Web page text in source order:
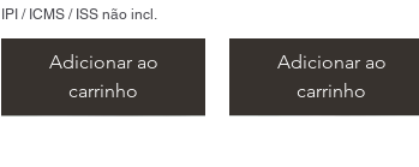
IPI / ICMS / ISS não incl.
Adicionar ao
carrinho
Adicionar ao
carrinho